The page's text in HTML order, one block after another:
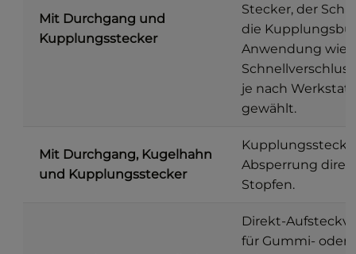
Mit Durchgang und
Kupplungsstecker
Stecker, der
die
Anwendung wie
je nach
gewählt.
Mit Durchgang, Kugelhahn
und Kupplungsstecker
Absperrung
Stopfen.
Direkt-
für Gummi- oder